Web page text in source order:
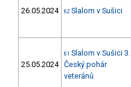
26.05.2024 62 Slalom v Sušici
25.05.2024
61 Slalom v Sušici 3.
Český pohár
veteránů